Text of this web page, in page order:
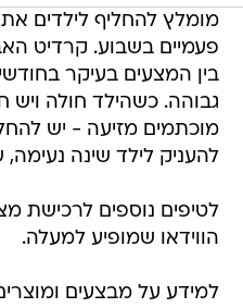
מומלץ להחליף לילדים
פעמיים בשבוע. קרדיט
בין המצעים בעיקר
גבוהה. כשהילד חולה ויש
מוכתמים מזיעה - יש
להעניק לילד שינה נעימה,
לטיפים נוספים לרכישת
הווידאו שמופיע למעלה.
למידע על מבצעים